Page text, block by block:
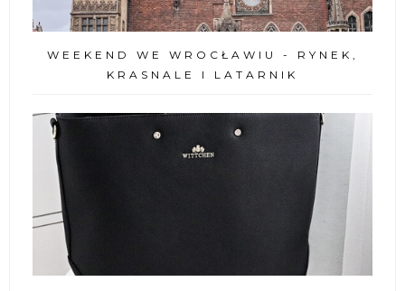
WEEKEND WE WROCŁAWIU - RYNEK,
KRASNALE I LATARNIK